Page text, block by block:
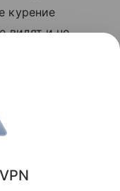
курение
видят и не
лишает детей
VPN